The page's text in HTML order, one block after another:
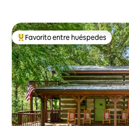
De los mejores en Favorito entre
Favorito entre huéspedes